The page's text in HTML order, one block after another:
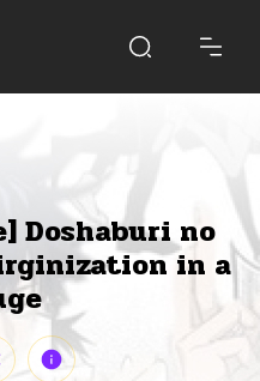
Doshaburi no
in a